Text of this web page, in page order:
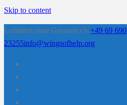
Skip to content
Luftfahrt ohne Grenzen eV.+49 69 690
23255info@wingsofhelp.org